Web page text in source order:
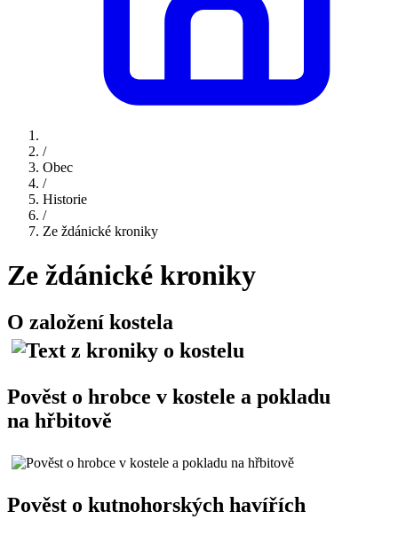
/
Obec
/
Historie
/
Ze ždánické kroniky
Ze ždánické kroniky
O založení kostela
Pověst o hrobce v kostele a pokladu
na hřbitově
Pověst o kutnohorských havířích